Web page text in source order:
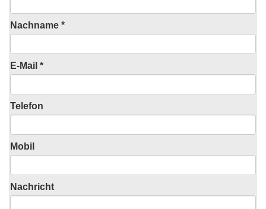
Nachname *
E-Mail *
Telefon
Mobil
Nachricht